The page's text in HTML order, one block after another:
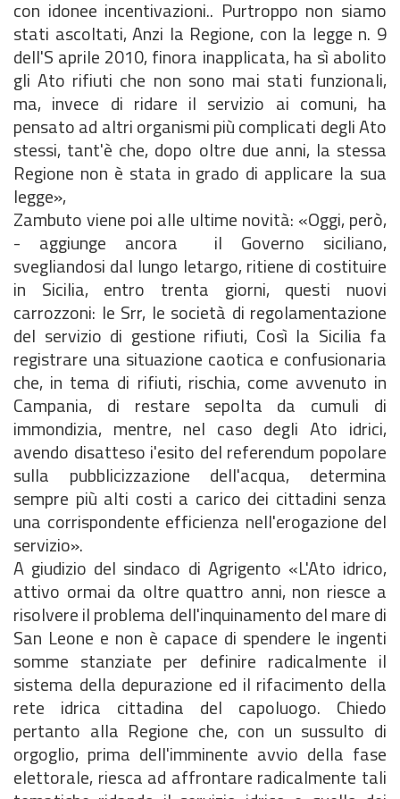
con idonee incentivazioni.. Purtroppo non siamo
stati ascoltati, Anzi la Regione, con la legge n. 9
dell'S aprile 2010, finora inapplicata, ha sì abolito
gli Ato rifiuti che non sono mai stati funzionali,
ma, invece di ridare il servizio ai comuni, ha
pensato ad altri organismi più complicati degli Ato
stessi, tant'è che, dopo oltre due anni, la stessa
Regione non è stata in grado di applicare la sua
legge»,
Zambuto viene poi alle ultime novità: «Oggi, però,
- aggiunge ancora  il Governo siciliano,
svegliandosi dal lungo letargo, ritiene di costituire
in Sicilia, entro trenta giorni, questi nuovi
carrozzoni: le Srr, le società di regolamentazione
del servizio di gestione rifiuti, Così la Sicilia fa
registrare una situazione caotica e confusionaria
che, in tema di rifiuti, rischia, come avvenuto in
Campania, di restare sepolta da cumuli di
immondizia, mentre, nel caso degli Ato idrici,
avendo disatteso i'esito del referendum popolare
sulla pubblicizzazione dell'acqua, determina
sempre più alti costi a carico dei cittadini senza
una corrispondente efficienza nell'erogazione del
servizio».
A giudizio del sindaco di Agrigento «L'Ato idrico,
attivo ormai da oltre quattro anni, non riesce a
risolvere il problema dell'inquinamento del mare di
San Leone e non è capace di spendere le ingenti
somme stanziate per definire radicalmente il
sistema della depurazione ed il rifacimento della
rete idrica cittadina del capoluogo. Chiedo
pertanto alla Regione che, con un sussulto di
orgoglio, prima dell'imminente avvio della fase
elettorale, riesca ad affrontare radicalmente tali